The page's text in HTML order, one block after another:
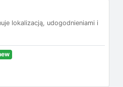
lokalizacją, udogodnieniami i